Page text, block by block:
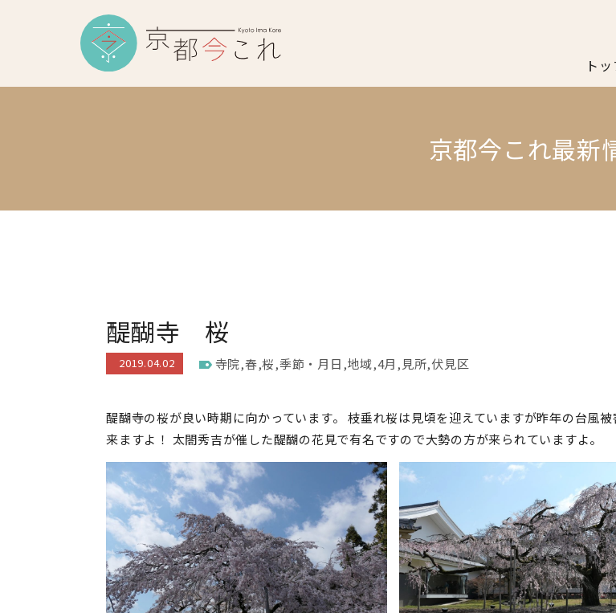
ト
京都今これ最新
醍醐寺 桜
2019.04.02 寺院,春,桜,季節・月日 ,地域,4月 , 見所,伏見区
醍醐寺の桜が良い時期に向かっています。 枝垂れ桜は見頃を迎えていますが昨年の台風
来ますよ！ 太閤秀吉が催した醍醐の花見で有名ですので大勢の方が来られていますよ。